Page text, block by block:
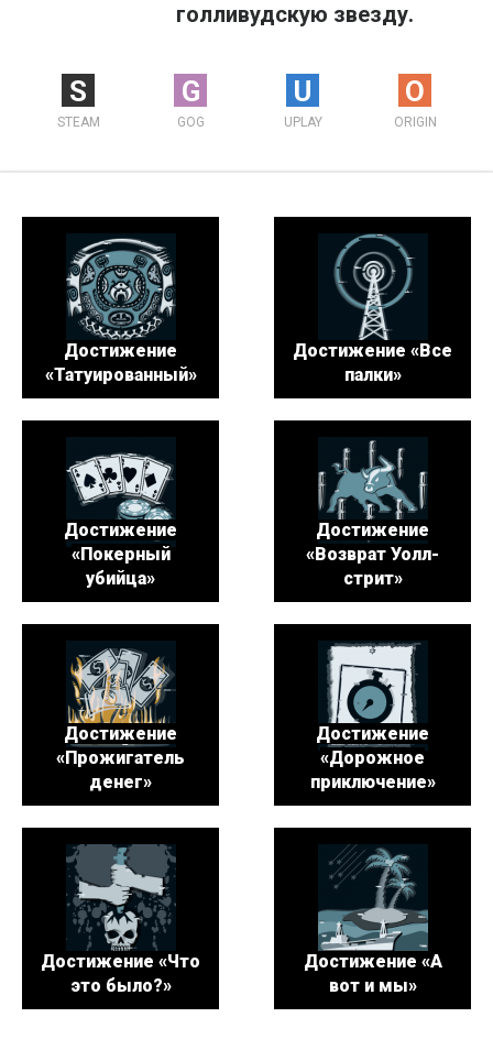
голливудскую звезду.
S
STEAM
G
GOG
U
UPLAY
O
ORIGIN
Достижение
«Татуированный»
Достижение «Все
палки»
Достижение
«Покерный
убийца»
Достижение
«Возврат Уолл-
стрит»
Достижение
«Прожигатель
денег»
Достижение
«Дорожное
приключение»
Достижение «Что
это было?»
Достижение «А
вот и мы»